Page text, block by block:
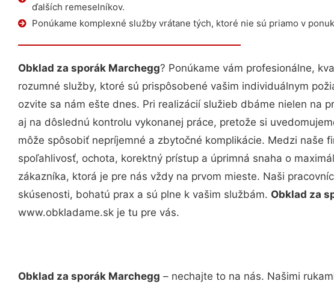
ďalších remeselníkov.
Ponúkame komplexné služby vrátane tých, ktoré nie sú priamo v
Obklad za sporák Marchegg? Ponúkame vám profesionálne,
rozumné služby, ktoré sú prispôsobené vašim individuálnym
ozvite sa nám ešte dnes. Pri realizácií služieb dbáme nielen na
aj na dôslednú kontrolu vykonanej práce, pretože si
môže spôsobiť nepríjemné a zbytočné komplikácie. Medzi naše
spoľahlivosť, ochota, korektný prístup a úprimná snaha o
zákazníka, ktorá je pre nás vždy na prvom mieste. Naši
skúsenosti, bohatú prax a sú plne k vašim službám. Obklad za
www.obkladame.sk je tu pre vás.
Obklad za sporák Marchegg – nechajte to na nás. Našimi